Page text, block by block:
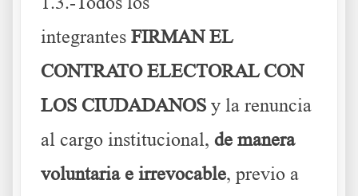
integrantes FIRMAN EL
CONTRATO ELECTORAL CON
LOS CIUDADANOS y la renuncia
al cargo institucional, de manera
voluntaria e irrevocable, previo a